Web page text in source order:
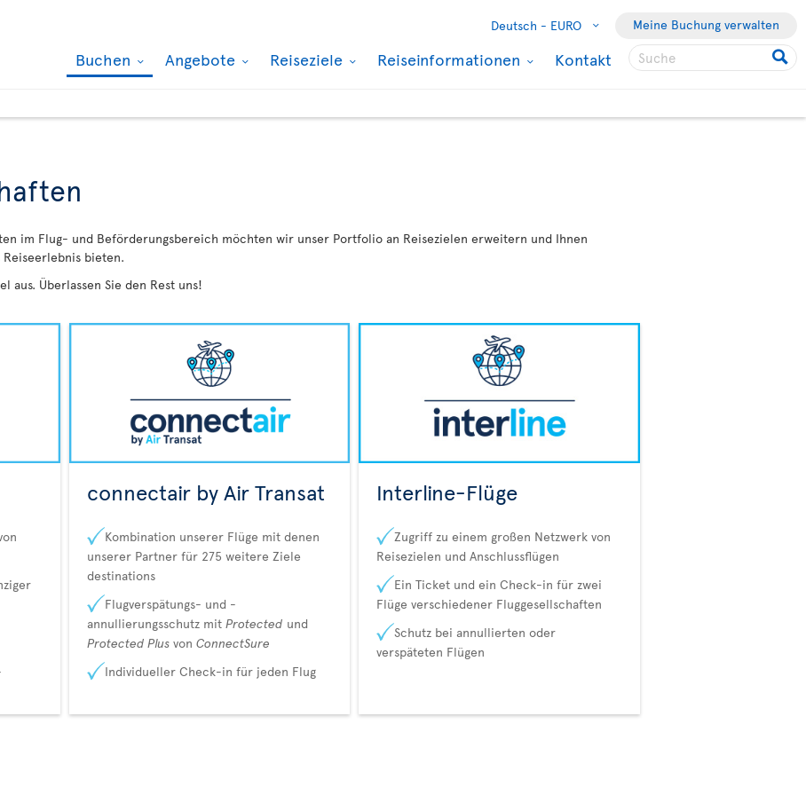
Deutsch - EURO Meine Buchung verwalten
Buchen Angebote Reiseziele Reiseinformationen Kontakt
im Flug- und Beförderungsbereich möchten wir unser Portfolio an Reisezielen erweitern und Ihnen
bieten.
aus. Überlassen Sie den Rest uns!
connectair by Air Transat
Kombination unserer Flüge mit denen
unserer Partner für 275 weitere Ziele
destinations
Flugverspätungs- und -
annullierungsschutz mit Protected und
Protected Plusvon ConnectSure
Individueller Check-in für jeden Flug
Interline-Flüge
Zugriff zu einem großen Netzwerk von
Reisezielen und Anschlussflügen
Ein Ticket und ein Check-in für zwei
Flüge verschiedener Fluggesellschaften
Schutz bei annullierten oder
verspäteten Flügen